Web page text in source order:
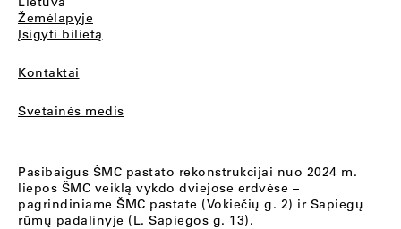
Žemėlapyje
Įsigyti bilietą
Kontaktai
Svetainės medis
Pasibaigus ŠMC pastato rekonstrukcijai nuo 2024 m.
liepos ŠMC veiklą vykdo dviejose erdvėse –
pagrindiniame ŠMC pastate (Vokiečių g. 2) ir Sapiegų
rūmų padalinyje (L. Sapiegos g. 13).